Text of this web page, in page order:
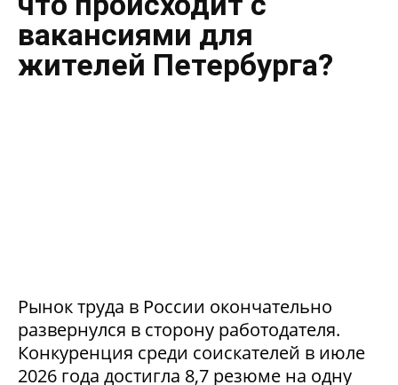
вакансиями для
жителей Петербурга?
Рынок труда в России окончательно
развернулся в сторону работодателя.
Конкуренция среди соискателей в июле
2026 года достигла 8,7 резюме на одну